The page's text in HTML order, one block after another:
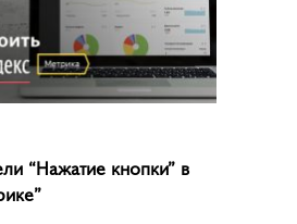
“Нажатие кнопки” в